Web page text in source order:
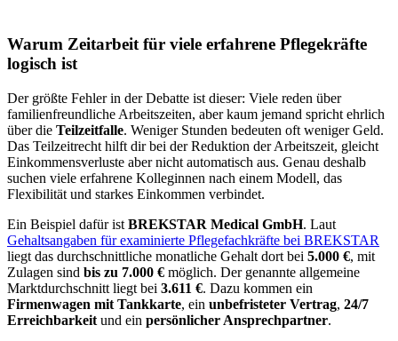
Warum Zeitarbeit für viele erfahrene Pflegekräfte
logisch ist
Der größte Fehler in der Debatte ist dieser: Viele reden über
familienfreundliche Arbeitszeiten, aber kaum jemand spricht ehrlich
über die Teilzeitfalle. Weniger Stunden bedeuten oft weniger Geld.
Das Teilzeitrecht hilft dir bei der Reduktion der Arbeitszeit, gleicht
Einkommensverluste aber nicht automatisch aus. Genau deshalb
suchen viele erfahrene Kolleginnen nach einem Modell, das
Flexibilität und starkes Einkommen verbindet.
Ein Beispiel dafür ist BREKSTAR Medical GmbH. Laut
Gehaltsangaben für examinierte Pflegefachkräfte bei BREKSTAR
liegt das durchschnittliche monatliche Gehalt dort bei 5.000 €, mit
Zulagen sind bis zu 7.000 € möglich. Der genannte allgemeine
Marktdurchschnitt liegt bei 3.611 €. Dazu kommen ein
Firmenwagen mit Tankkarte, ein unbefristeter Vertrag, 24/7
Erreichbarkeit und ein persönlicher Ansprechpartner.